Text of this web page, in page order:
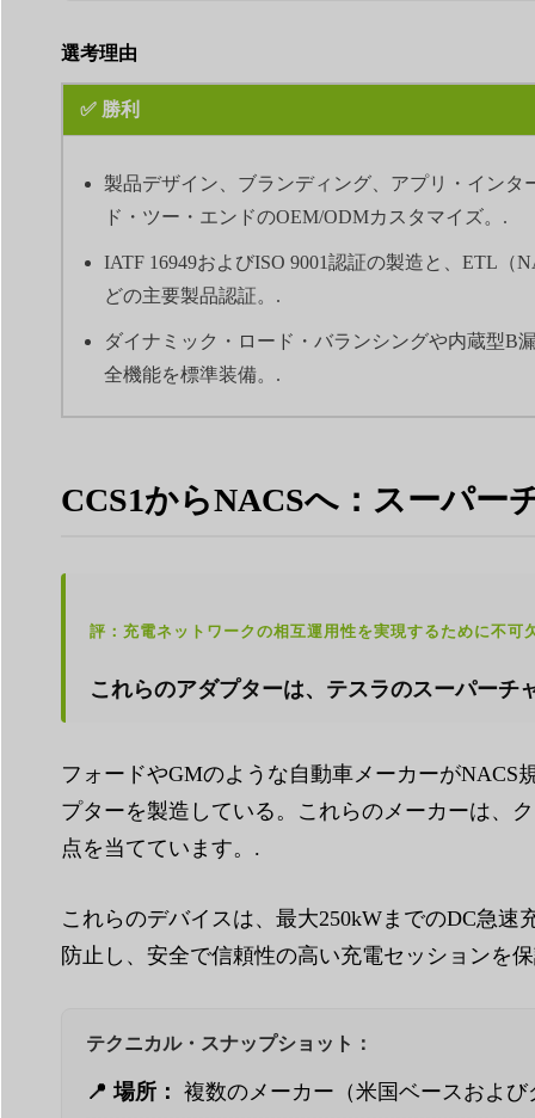
選考理由
✅ 勝利
製品デザイン、ブランディング、アプリ・インタ
ド・ツー・エンドのOEM/ODMカスタマイズ。.
IATF 16949およびISO 9001認証の製造と、ETL（
どの主要製品認証。.
ダイナミック・ロード・バランシングや内蔵型B
全機能を標準装備。.
CCS1からNACSへ：スーパー
評：充電ネットワークの相互運用性を実現するために不可
これらのアダプターは、テスラのスーパーチ
フォードやGMのような自動車メーカーが
プターを製造している。これらのメーカーは、
点を当てています。.
これらのデバイスは、最大250kWまでのDC急
防止し、安全で信頼性の高い充電セッションを
テクニカル・スナップショット：
📍 場所： 複数のメーカー（米国ベースおよび